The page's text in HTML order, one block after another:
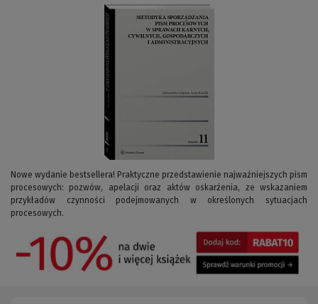
Nowe wydanie bestsellera! Praktyczne przedstawienie najważniejszych pism
procesowych: pozwów, apelacji oraz aktów oskarżenia, ze wskazaniem
przykładów czynności podejmowanych w określonych sytuacjach
procesowych.